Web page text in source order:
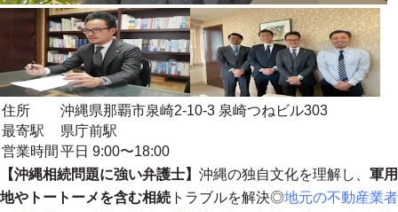
住所
沖縄県那覇市泉崎2-10-3 泉崎つねビル303
最寄駅
県庁前駅
営業時間 平日 9:00〜18:00
【沖縄相続問題に強い弁護士】 沖縄の独自文化を理解し、 軍用
地やトートーメを含む相続 トラブルを解決◎地元の不動産業者